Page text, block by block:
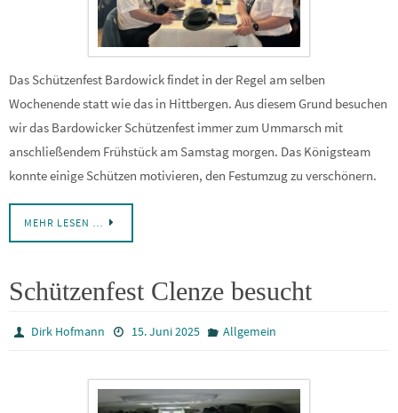
Das Schützenfest Bardowick findet in der Regel am selben
Wochenende statt wie das in Hittbergen. Aus diesem Grund besuchen
wir das Bardowicker Schützenfest immer zum Ummarsch mit
anschließendem Frühstück am Samstag morgen. Das Königsteam
konnte einige Schützen motivieren, den Festumzug zu verschönern.
MEHR LESEN …
Schützenfest Clenze besucht
Dirk Hofmann 15. Juni 2025 Allgemein